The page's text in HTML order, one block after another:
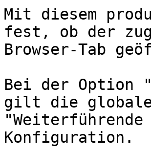
Mit diesem
fest, ob der
Browser-Tab
Bei der Option
gilt die globale
Konfiguration.